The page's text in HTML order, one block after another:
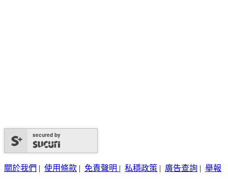
secured by
關於我們 | 使用條款 | 免責聲明 | 私穩政策 | 廣告查詢 | 舉報